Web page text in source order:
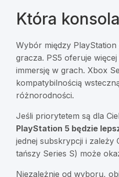
Która
Wybór między
gracza. PS5 oferuje
immersję w grach. Xbox
kompatybilnością
różnorodności.
Jeśli priorytetem są dla
PlayStation 5 będzie
jednej subskrypcji i zależy
tańszy Series S) może
Niezależnie od wyboru,